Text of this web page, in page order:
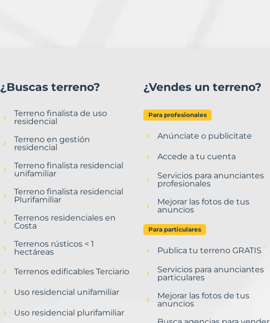
¿Buscas terreno?
Terreno finalista de uso
residencial
Terreno en gestión
residencial
Terreno finalista residencial
unifamiliar
Terreno finalista residencial
Plurifamiliar
Terrenos residenciales en
Costa
Terrenos rústicos < 1
hectáreas
Terrenos edificables Terciario
Uso residencial unifamiliar
Uso residencial plurifamiliar
¿Vendes un terreno?
Para profesionales
Anúnciate o publicitate
Accede a tu cuenta
Servicios para anunciantes
profesionales
Mejorar las fotos de tus
anuncios
Para particulares
Publica tu terreno GRATIS
Servicios para anunciantes
particulares
Mejorar las fotos de tus
anuncios